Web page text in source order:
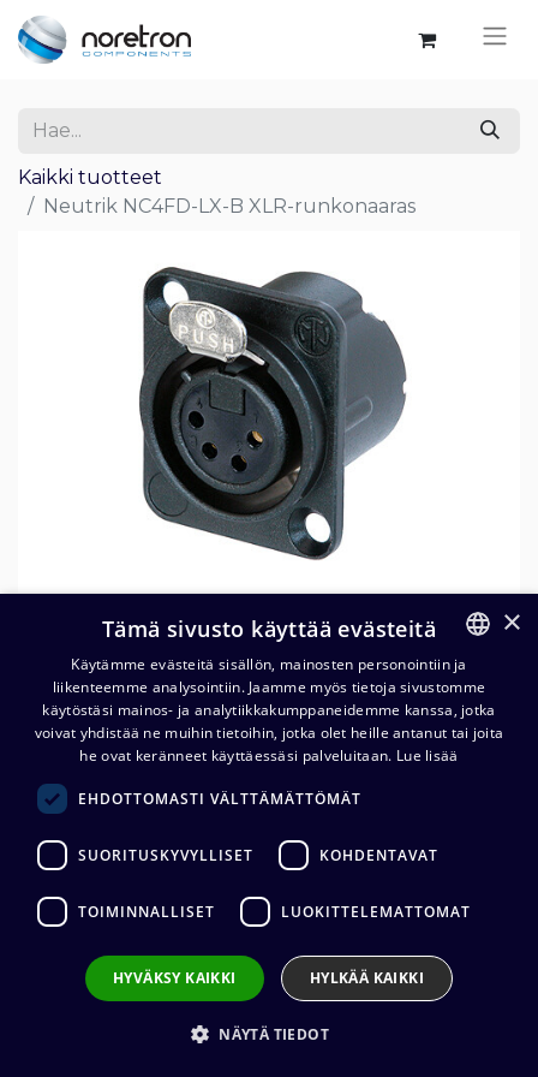
Kaikki tuotteet
Neutrik NC4FD-LX-B XLR-runkonaaras
Neutrik NC4FD-LX-B XLR-
runkonaaras
10,58
Liittimen valmistaja
Neutrik
Liittimen tyyppi:XLR4
Johdon kiinnitys:Juotos
FINNISH
ENGLISH
×
Tämä sivusto käyttää evästeitä
Käytämme evästeitä sisällön, mainosten personointiin ja
liikenteemme analysointiin. Jaamme myös tietoja sivustomme
käytöstäsi mainos- ja analytiikkakumppaneidemme kanssa, jotka
voivat yhdistää ne muihin tietoihin, jotka olet heille antanut tai joita
he ovat keränneet käyttäessäsi palveluitaan. Lue lisää
EHDOTTOMASTI VÄLTTÄMÄTTÖMÄT
SUORITUSKYVYLLISET KOHDENTAVAT
TOIMINNALLISET LUOKITTELEMATTOMAT
HYVÄKSY KAIKKI HYLKÄÄ KAIKKI
NÄYTÄ TIEDOT